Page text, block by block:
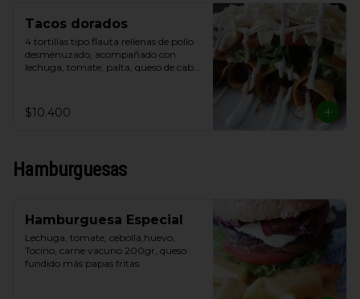
Tacos dorados
4 tortillas tipo flauta rellenas de pollo
desmenuzado, acompañado con
lechuga, tomate, palta, queso de cabra
$10.400
Hamburguesas
Hamburguesa Especial
Lechuga, tomate, cebolla,huevo,
Tocino, carne vacuno 200gr, queso
fundido más papas fritas.